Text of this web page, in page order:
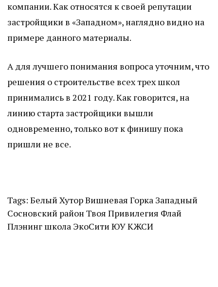
компании. Как относятся к своей репутации
застройщики в «Западном», наглядно видно на
примере данного материалы.
А для лучшего понимания вопроса уточним, что
решения о строительстве всех трех школ
принимались в 2021 году. Как говорится, на
линию старта застройщики вышли
одновременно, только вот к финишу пока
пришли не все.
Tags: Белый ХуторВишневая Горка Западный
Сосновский район Твоя Привилегия Флай
Плэнинг школа ЭкоСити ЮУ КЖСИ